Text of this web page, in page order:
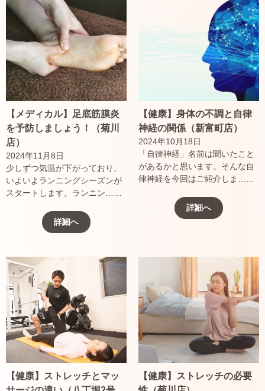
【メディカル】足底筋膜炎
を予防しましょう！（菊川
店）
2024年11月8日
少しずつ気温が下がっており、
いよいよランニングシーズンが
スタートします。ランニン……
詳細へ
【健康】身体の不調と自律
神経の関係（新富町店）
2024年10月18日
「自律神経」名前は聞いたこと
があるかと思います。そんな自
律神経を今回はご紹介しま……
詳細へ
【健康】ストレッチとマッ
【健康】ストレッチの必要